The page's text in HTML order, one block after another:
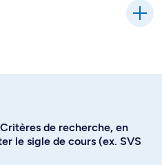
de recherche, en
le sigle de cours (ex. SVS